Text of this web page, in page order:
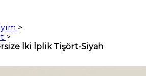
>
>
İki İplik Tişört-Siyah